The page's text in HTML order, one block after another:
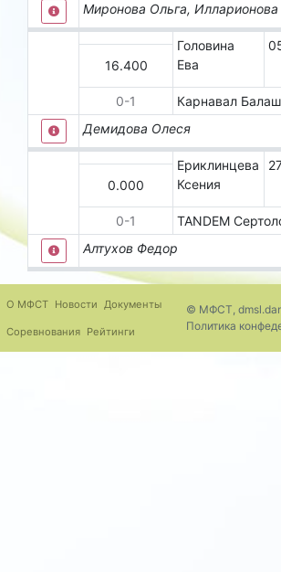
Миронова Ольга,
Головина
Ева
16.400
0-1 Карнавал
Демидова Олеся
Ериклинцева
Ксения
0.000
0-1 TANDEM
Алтухов Федор
О МФСТ Новости Документы
Соревнования Рейтинги
© МФСТ,
Политика